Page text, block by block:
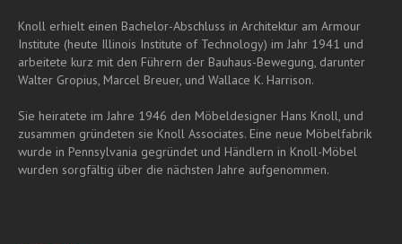
Knoll erhielt einen Bachelor-Abschluss in Architektur am Armour
Institute (heute Illinois Institute of Technology) im Jahr 1941 und
arbeitete kurz mit den Führern der Bauhaus-Bewegung, darunter
Walter Gropius, Marcel Breuer, und Wallace K. Harrison.
Sie heiratete im Jahre 1946 den Möbeldesigner Hans Knoll, und
zusammen gründeten sie Knoll Associates. Eine neue Möbelfabrik
wurde in Pennsylvania gegründet und Händlern in Knoll-Möbel
wurden sorgfältig über die nächsten Jahre aufgenommen.